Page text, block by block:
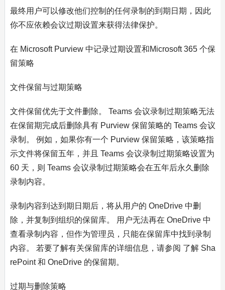
最终用户可以修改他们控制的任何录制的到期日期，因此
你不应依赖会议过期设置来获得法律保护。
在 Microsoft Purview 中记录过期设置和Microsoft 365 个保
留策略
文件保留与过期策略
文件保留优先于文件删除。 Teams 会议录制过期策略无法
在保留期完成后删除具有 Purview 保留策略的 Teams 会议
录制。 例如，如果你有一个 Purview 保留策略，该策略指
示文件将保留五年，并且 Teams 会议录制过期策略设置为
60 天，则 Teams 会议录制过期策略会在五年后永久删除
录制内容。
录制内容到达到期日期后，将从用户的 OneDrive 中删
除，并复制到组织的保留库。 用户无法再在 OneDrive 中
查看录制内容，但作为管理员，只能在保留库中找到录制
内容。 若要了解有关保留库的详细信息，请参阅 了解 Sha
rePoint 和 OneDrive 的保留期。
过期与删除策略